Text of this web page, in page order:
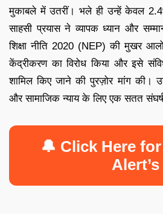
मुकाबले में उतरीं। भले ही उन्हें केवल
साहसी प्रयास ने व्यापक ध्यान और
शिक्षा नीति 2020 (NEP) की मुखर
केंद्रीकरण का विरोध किया और इसे
शामिल किए जाने की पुरज़ोर मांग की।
और सामाजिक न्याय के लिए एक सतत
🔔 Click Here
Alert’s